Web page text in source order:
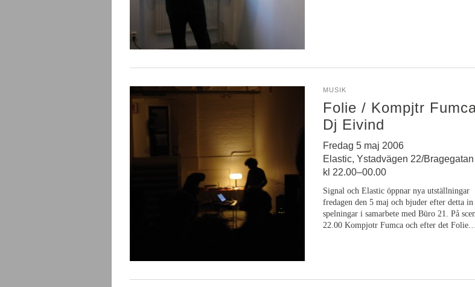
MUSIK
Folie / Kompjtr
Dj Eivind
Fredag 5 maj 2006
Elastic, Ystadvägen 22/
kl 22.00–00.00
Signal och Elastic öppnar nya utställningar
fredagen den 5 maj och bjuder efter detta
spelningar i samarbete med Büro 21. På
22.00 Kompjotr Fumca och efter det